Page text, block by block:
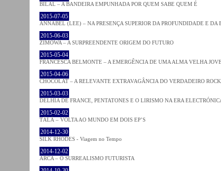
BILAL – A BANDEIRA EMPUNHADA POR QUEM SABE QUEM É
2015-07-05
ANNABEL (LEE) – NA PRESENÇA SUPERIOR DA PROFUNDIDADE E DA
2015-06-03
ZIMOWA – A SURPREENDENTE ORIGEM DO FUTURO
2015-05-04
FRANCESCA BELMONTE – A EMERGÊNCIA DE UMA ALMA VELHA
2015-04-06
CHOCOLAT – A RELEVANTE EXTRAVAGÂNCIA DO VERDADEIRO ROCK
2015-03-03
DELHIA DE FRANCE, PENTATONES E O LIRISMO NA ERA
2015-02-02
TĀLĀ – VOLTA AO MUNDO EM DOIS EP’S
2014-12-30
SILK RHODES - Viagem no Tempo
2014-12-02
ARCA – O SURREALISMO FUTURISTA